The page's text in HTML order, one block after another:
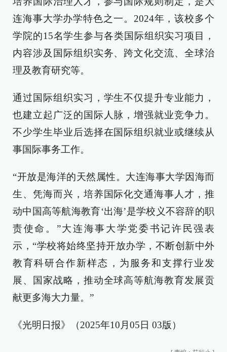
连海事大学办学特色之一。2024年，该校多个
学院的15名学生参与各类国际组织实习项目，
内容涉及国际组织实务、跨文化交流、全球治
理及教育研究等。
通过国际组织实习，学生不仅提升专业能力，
也建立起广泛的国际人脉，增强就业竞争力。
不少学生毕业后选择在国际组织就业或继续从
事国际事务工作。
“开放是海洋的天然属性。大连海事大学因海而
生、凭海而兴，培养国际化交通海事人才，推
动中国高等航海教育‘出海’是学校义不容辞的职
责使命。”大连海事大学党委书记许民强表
示，“学校将始终坚持开放办学，不断创新中外
教育科研合作新样态，为服务和支撑行业发
展、国家战略，推动全球高等航海教育发展贡
献更多海大力量。”
《光明日报》（2025年10月05日 03版）